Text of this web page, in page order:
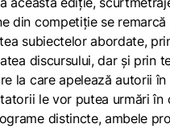
din competiție se remarcă
subiectelor abordate,
discursului, dar și prin
la care apelează autorii în
le vor putea urmări în
distincte, ambele